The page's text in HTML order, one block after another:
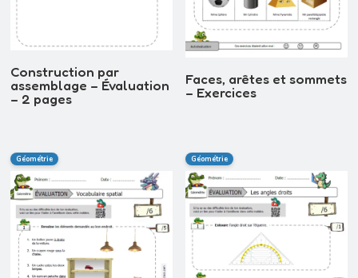
Construction par
assemblage – Évaluation
– 2 pages
Faces, arêtes et sommets
– Exercices
Géométrie Géométrie